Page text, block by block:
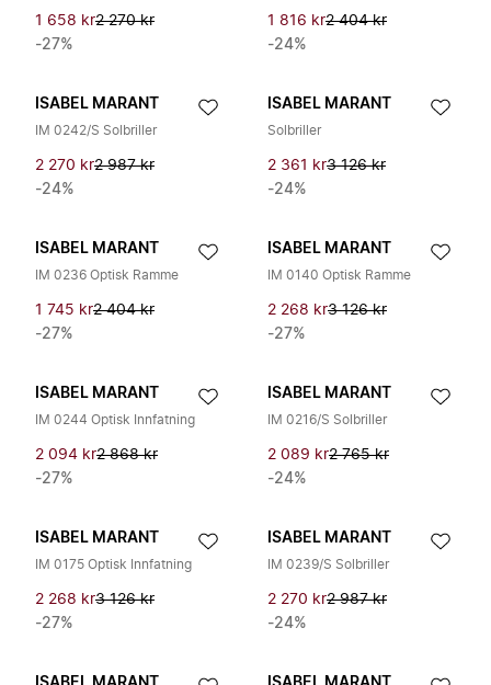
1 658 kr2 270 kr
-27%
1 816 kr2 404 kr
-24%
ISABEL MARANT
IM 0242/S Solbriller
2 270 kr2 987 kr
-24%
ISABEL MARANT
Solbriller
2 361 kr3 126 kr
-24%
ISABEL MARANT
IM 0236 Optisk Ramme
1 745 kr2 404 kr
-27%
ISABEL MARANT
IM 0140 Optisk Ramme
2 268 kr3 126 kr
-27%
ISABEL MARANT
IM 0244 Optisk Innfatning
2 094 kr2 868 kr
-27%
ISABEL MARANT
IM 0216/S Solbriller
2 089 kr2 765 kr
-24%
ISABEL MARANT
IM 0175 Optisk Innfatning
2 268 kr3 126 kr
-27%
ISABEL MARANT
IM 0239/S Solbriller
2 270 kr2 987 kr
-24%